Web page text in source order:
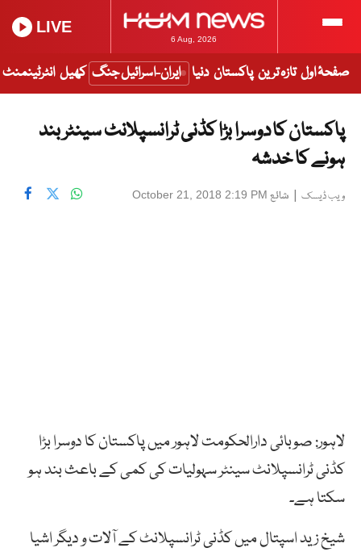
6 Aug, 2026
LIVE
صفحۂ اول تازہ ترین پاکستان دنیا ایران-اسرائیل جنگ کھیل انٹرٹینمنٹ
پاکستان کا دوسرا بڑا کڈنی ٹرانسپلانٹ سینٹر بند
ہونے کا خدشہ
ویب ڈیسک | شائع October 21, 2018 2:19 PM
لاہور: صوبائی دارالحکومت لاہور میں پاکستان کا دوسرا بڑا
کڈنی ٹرانسپلانٹ سینٹر سہولیات کی کمی کے باعث بند ہو
سکتا ہے۔
شیخ زید اسپتال میں کڈنی ٹرانسپلانٹ کے آلات و دیگر اشیا